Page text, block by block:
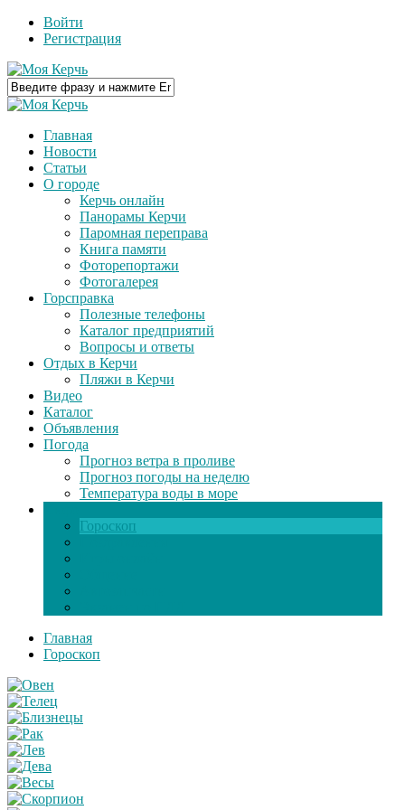
Войти
Регистрация
Главная
Новости
Статьи
О городе
Керчь онлайн
Панорамы Керчи
Паромная переправа
Книга памяти
Фоторепортажи
Фотогалерея
Горсправка
Полезные телефоны
Каталог предприятий
Вопросы и ответы
Отдых в Керчи
Пляжи в Керчи
Видео
Каталог
Объявления
Погода
Прогноз ветра в проливе
Прогноз погоды на неделю
Температура воды в море
Гороскоп
Главная
Гороскоп